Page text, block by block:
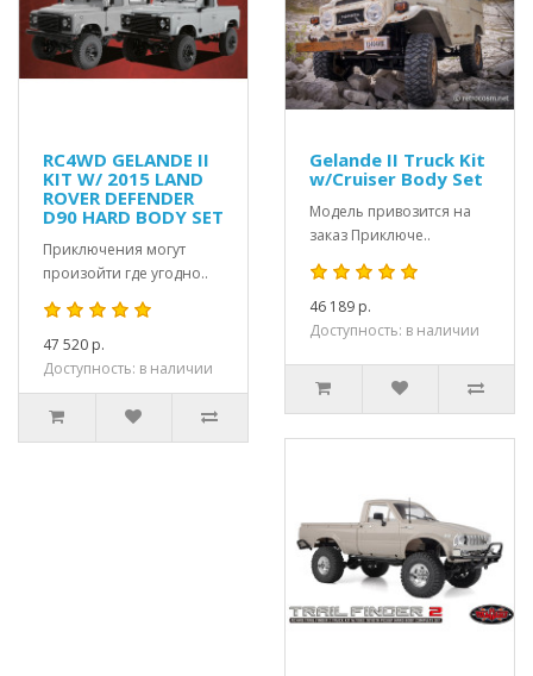
RC4WD GELANDE II
KIT W/ 2015 LAND
ROVER DEFENDER
D90 HARD BODY SET
Приключения могут
произойти где угодно..
47 520 р.
Доступность: в наличии
Gelande II Truck Kit
w/Cruiser Body Set
Модель привозится на
заказ Приключе..
46 189 р.
Доступность: в наличии